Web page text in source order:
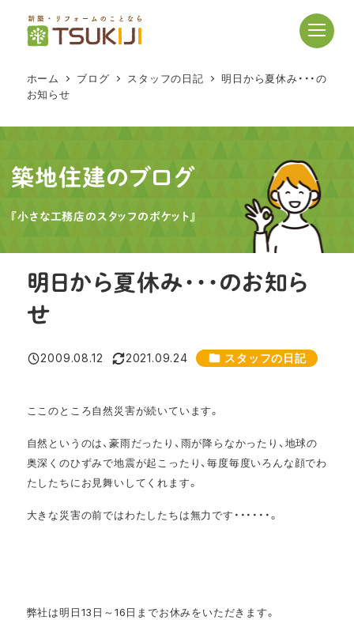
へ
動
ホーム ブログ スタッフの日記
明日から夏休み・・・の
お知らせ
築地住建のブログ
『小さな工務店のスタッフのポケット』
明日から夏休み・・・のお知ら
せ
投稿日
2009.08.12
更新日
2021.09.24 カテゴリー
スタッフの日記
ここのところ自然災害が続いています。
自然というのは、豪雨だったり、雨が降らなかったり、地球の
奥深くのひずみで地震が起こったり、毎度毎度いろんな顔でわ
たしたちにお見舞いしてくれます。
大きな災害の前ではわたしたちは無力です・・・・・・。
弊社は明日13日～16日までお休みをいただきます。